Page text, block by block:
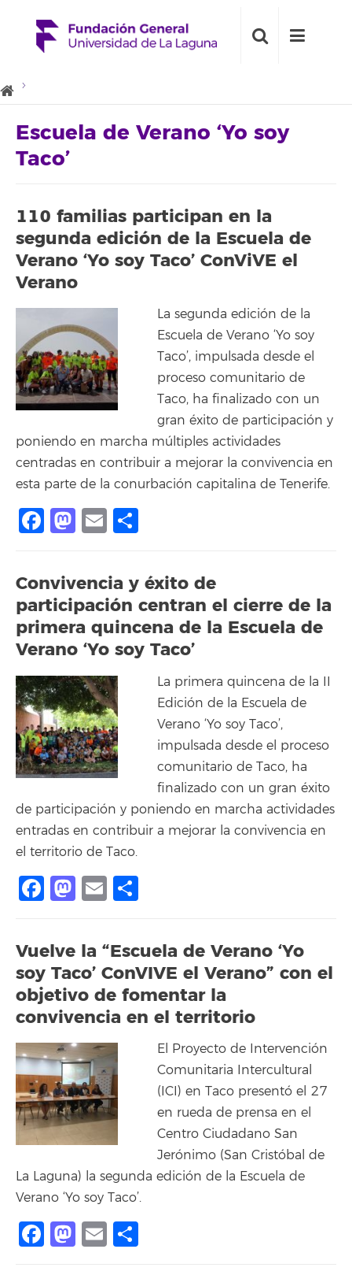
Escuela de Verano ‘Yo soy
Taco’
110 familias participan en la
segunda edición de la Escuela de
Verano ‘Yo soy Taco’ ConViVE el
Verano
La segunda edición de la
Escuela de Verano ‘Yo soy
Taco’, impulsada desde el
proceso comunitario de
Taco, ha finalizado con un
gran éxito de participación y
poniendo en marcha múltiples actividades
centradas en contribuir a mejorar la convivencia en
esta parte de la conurbación capitalina de Tenerife.
Facebook
Mastodon
Email
Convivencia y éxito de
participación centran el cierre de la
primera quincena de la Escuela de
Verano ‘Yo soy Taco’
La primera quincena de la II
Edición de la Escuela de
Verano ‘Yo soy Taco’,
impulsada desde el proceso
comunitario de Taco, ha
finalizado con un gran éxito
de participación y poniendo en marcha actividades
entradas en contribuir a mejorar la convivencia en
el territorio de Taco.
Facebook
Mastodon
Email
Vuelve la “Escuela de Verano ‘Yo
soy Taco’ ConVIVE el Verano” con el
objetivo de fomentar la
convivencia en el territorio
El Proyecto de Intervención
Comunitaria Intercultural
(ICI) en Taco presentó el 27
en rueda de prensa en el
Centro Ciudadano San
Jerónimo (San Cristóbal de
La Laguna) la segunda edición de la Escuela de
Verano ‘Yo soy Taco’.
Facebook
Mastodon
Email